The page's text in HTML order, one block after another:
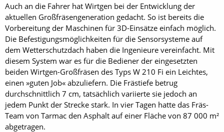
Auch an die Fahrer hat Wirtgen bei der Entwicklung der
aktuellen Großfräsengeneration gedacht. So ist bereits die
Vorbereitung der Maschinen für 3D-Einsätze einfach möglich.
Die Befestigungsmöglichkeiten für die Sensorsysteme auf
dem Wetterschutzdach haben die Ingenieure vereinfacht. Mit
diesem System war es für die Bediener der eingesetzten
beiden Wirtgen-Großfräsen des Typs W 210 Fi ein Leichtes,
einen »guten Job« abzuliefern. Die Frästiefe betrug
durchschnittlich 7 cm, tatsächlich variierte sie jedoch an
jedem Punkt der Strecke stark. In vier Tagen hatte das Fräs-
Team von Tarmac den Asphalt auf einer Fläche von 87 000 m²
abgetragen.